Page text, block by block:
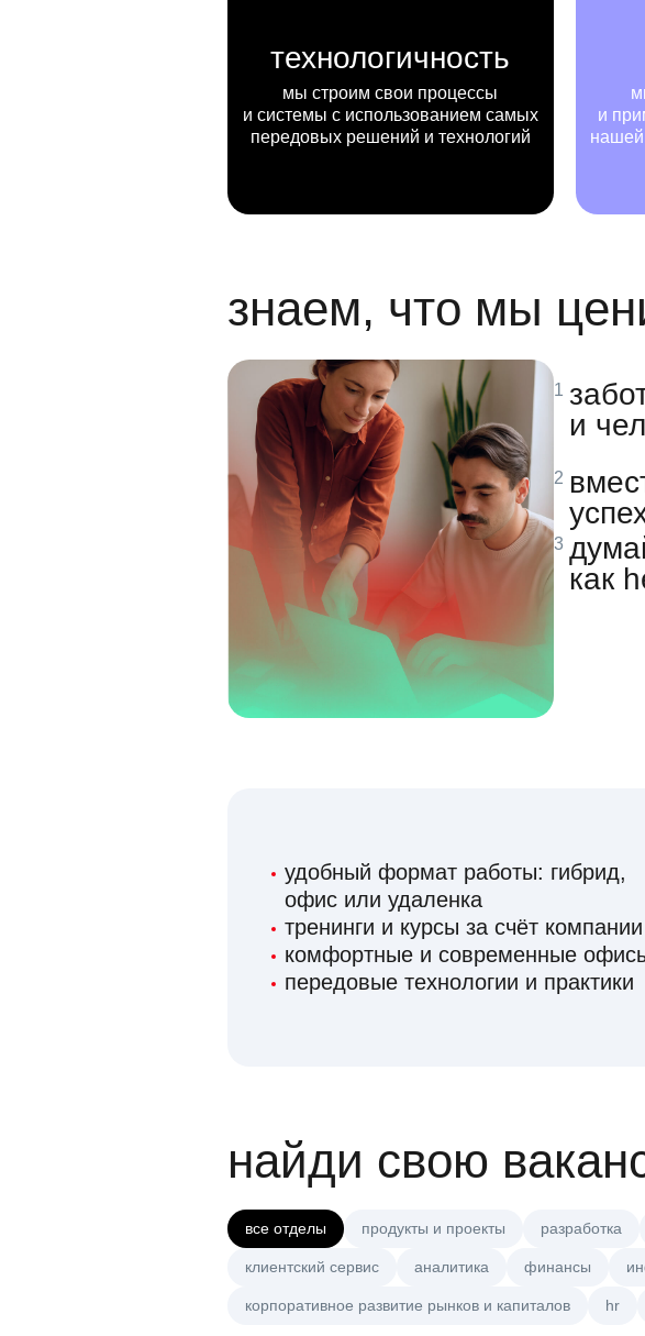
технологичность
мы строим свои процессы
и системы с использованием самых
передовых решений и технологий
и
знаем, что мы
и
как
удобный формат работы: гибрид,
офис или удаленка
тренинги и курсы за счёт компании
комфортные и современные
передовые технологии и практики
найди свою
все отделы продукты и проекты разработка
клиентский сервис аналитика финансы
корпоративное развитие рынков и капиталов hr